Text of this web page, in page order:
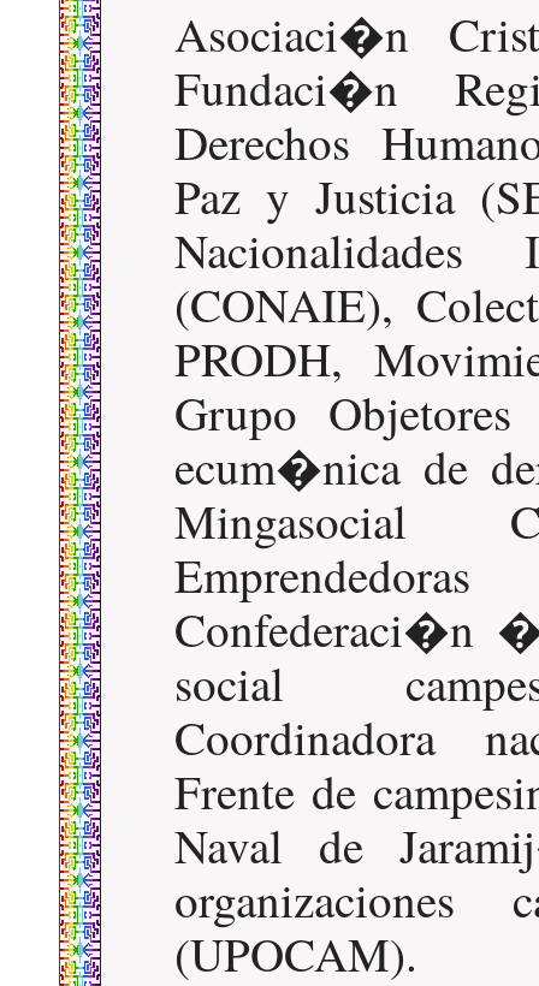
Asociaci�n
Fundaci�n
Derechos
Paz y Justicia
(CONAIE),
PRODH,
Grupo
ecum�nica de
Mingasocial
Confederaci�n
social
Coordinadora
Frente de
Naval de
organizaciones
(UPOCAM).